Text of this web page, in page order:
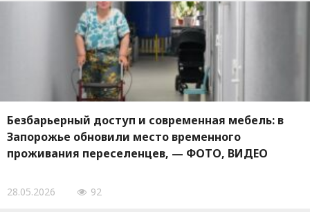
Безбарьерный доступ и современная мебель: в
Запорожье обновили место временного
проживания переселенцев, — ФОТО, ВИДЕО
28.05.2026 92